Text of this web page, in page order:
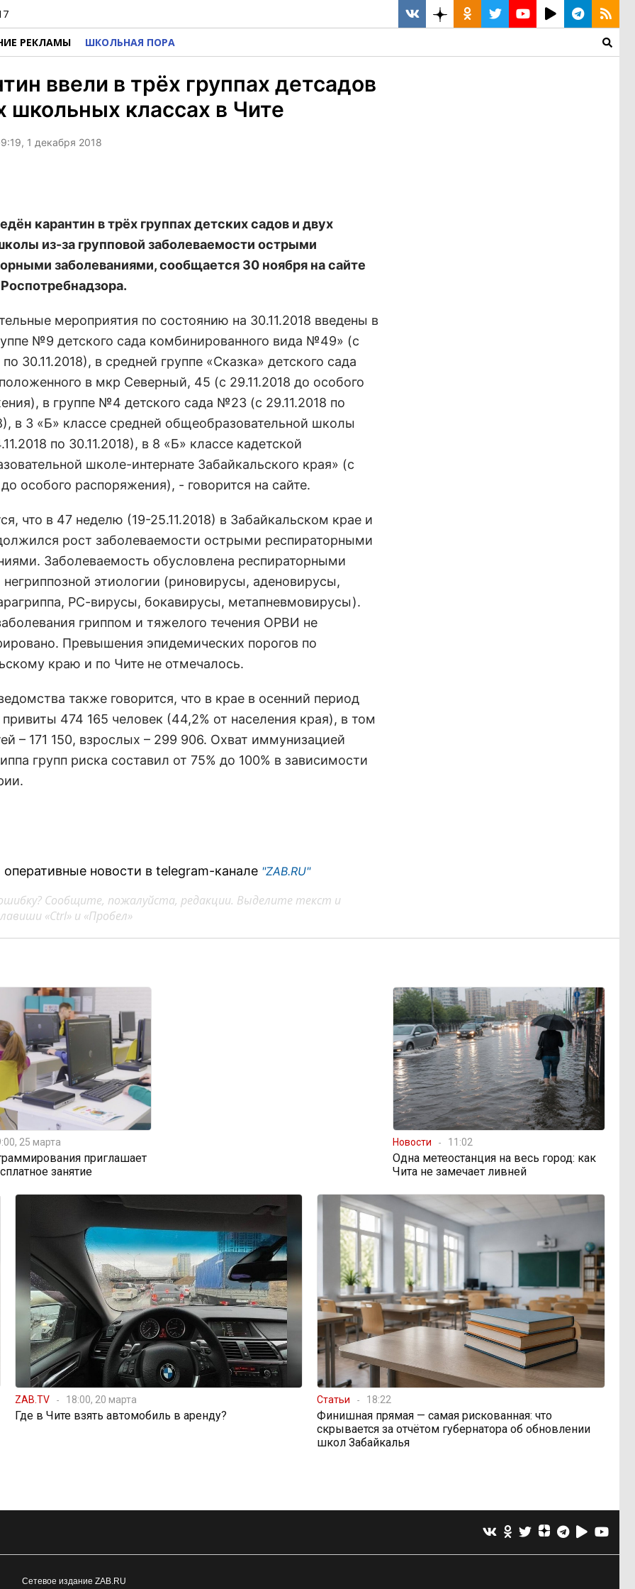
РЕКЛАМЫ ШКОЛЬНАЯ ПОРА
ввели в трёх группах детсадов
школьных классах в Чите
1 декабря 2018
карантин в трёх группах детских садов и двух
из-за групповой заболеваемости острыми
заболеваниями, сообщается 30 ноября на сайте
мероприятия по состоянию на 30.11.2018 введены в
№9 детского сада комбинированного вида №49» (с
по 30.11.2018), в средней группе «Сказка» детского сада
в мкр Северный, 45 (с 29.11.2018 до особого
в группе №4 детского сада №23 (с 29.11.2018 по
в 3 «Б» классе средней общеобразовательной школы
по 30.11.2018), в 8 «Б» классе кадетской
школе-интернате Забайкальского края» (с
до особого распоряжения), - говорится на сайте.
что в 47 неделю (19-25.11.2018) в Забайкальском крае и
рост заболеваемости острыми респираторными
Заболеваемость обусловлена респираторными
этиологии (риновирусы, аденовирусы,
РС-вирусы, бокавирусы, метапневмовирусы).
гриппом и тяжелого течения ОРВИ не
Превышения эпидемических порогов по
краю и по Чите не отмечалось.
также говорится, что в крае в осенний период
привиты 474 165 человек (44,2% от населения края), в том
– 171 150, взрослых – 299 906. Охват иммунизацией
групп риска составил от 75% до 100% в зависимости
новости в telegram-канале "ZAB.RU"
Сообщите, пожалуйста, редакции. Выделите текст и
«Ctrl» и «Пробел»
25 марта
приглашает
занятие
Новости 11:02
Одна метеостанция на весь город: как
Чита не замечает ливней
ZAB.TV 18:00, 20 марта
Где в Чите взять автомобиль в аренду?
Статьи 18:22
Финишная прямая — самая рискованная: что
скрывается за отчётом губернатора об обновлении
школ Забайкалья
Сетевое издание ZAB.RU